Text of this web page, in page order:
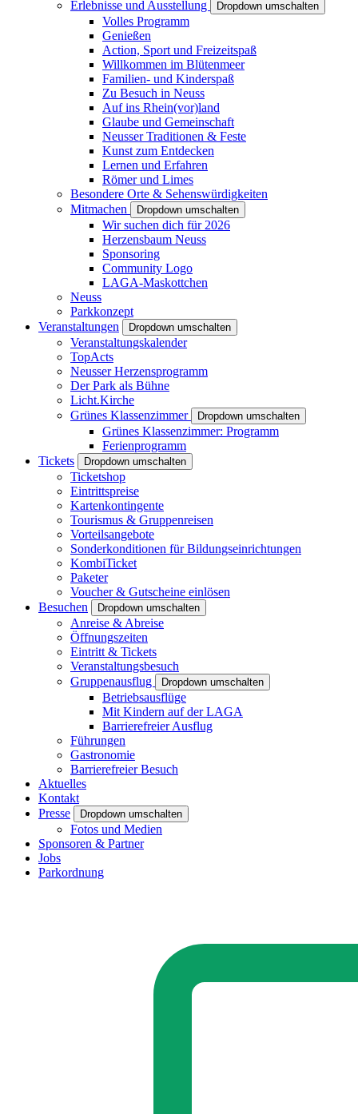
Erlebnisse und Ausstellung
Dropdown umschalten
Volles Programm
Genießen
Action, Sport und Freizeitspaß
Willkommen im Blütenmeer
Familien- und Kinderspaß
Zu Besuch in Neuss
Auf ins Rhein(vor)land
Glaube und Gemeinschaft
Neusser Traditionen & Feste
Kunst zum Entdecken
Lernen und Erfahren
Römer und Limes
Besondere Orte & Sehenswürdigkeiten
Mitmachen
Dropdown umschalten
Wir suchen dich für 2026
Herzensbaum Neuss
Sponsoring
Community Logo
LAGA-Maskottchen
Neuss
Parkkonzept
Veranstaltungen
Dropdown umschalten
Veranstaltungskalender
TopActs
Neusser Herzensprogramm
Der Park als Bühne
Licht.Kirche
Grünes Klassenzimmer
Dropdown umschalten
Grünes Klassenzimmer: Programm
Ferienprogramm
Tickets
Dropdown umschalten
Ticketshop
Eintrittspreise
Kartenkontingente
Tourismus & Gruppenreisen
Vorteilsangebote
Sonderkonditionen für Bildungseinrichtungen
KombiTicket
Paketer
Voucher & Gutscheine einlösen
Besuchen
Dropdown umschalten
Anreise & Abreise
Öffnungszeiten
Eintritt & Tickets
Veranstaltungsbesuch
Gruppenausflug
Dropdown umschalten
Betriebsausflüge
Mit Kindern auf der LAGA
Barrierefreier Ausflug
Führungen
Gastronomie
Barrierefreier Besuch
Aktuelles
Kontakt
Presse
Dropdown umschalten
Fotos und Medien
Sponsoren & Partner
Jobs
Parkordnung